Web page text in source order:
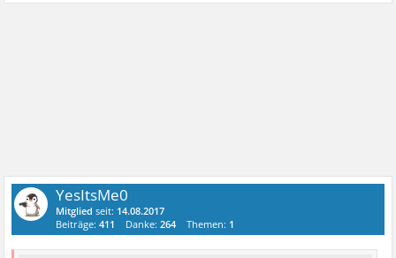
YesItsMe0
Mitglied seit: 14.08.2017
Beiträge:411 Danke:264 Themen: 1